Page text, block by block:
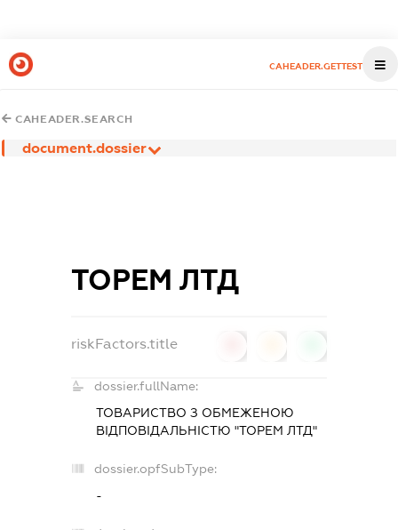
CAHEADER.GETTEST
CAHEADER.SEARCH
document.dossier
ТОРЕМ ЛТД
riskFactors.title
dossier.fullName:
ТОВАРИСТВО З ОБМЕЖЕНОЮ
ВІДПОВІДАЛЬНІСТЮ "ТОРЕМ ЛТД"
dossier.opfSubType:
-